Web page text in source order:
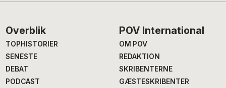
Footer
Overblik
TOPHISTORIER
SENESTE
DEBAT
PODCAST
POV International
OM POV
REDAKTION
SKRIBENTERNE
GÆSTESKRIBENTER